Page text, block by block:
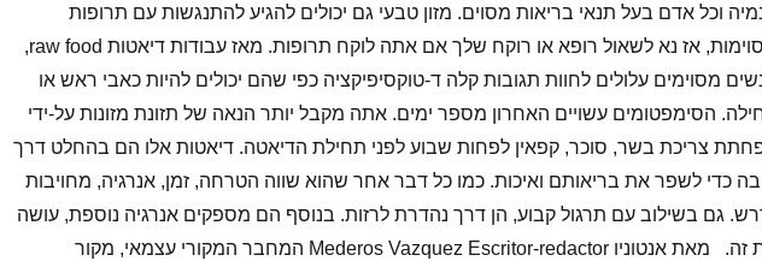
וכל אדם בעל תנאי בריאות מסוים. מזון טבעי גם יכולים להגיע להתנגשות עם תרופות
מסוימות, אז נא לשאול רופא או רוקח שלך אם אתה לוקח תרופות. מאז עבודות דיאטות raw food,
מסוימים עלולים לחוות תגובות קלה ד-טוקסיפיקציה כפי שהם יכולים להיות כאבי ראש או
הסימפטומים עשויים האחרון מספר ימים. אתה מקבל יותר הנאה של תזונת מזונות על-ידי
צריכת בשר, סוכר, קפאין לפחות שבוע לפני תחילת הדיאטה. דיאטות אלו הם בהחלט דרך
כדי לשפר את בריאותם ואיכות. כמו כל דבר אחר שהוא שווה הטרחה, זמן, אנרגיה, מחויבות
גם בשילוב עם תרגול קבוע, הן דרך נהדרת לרזות. בנוסף הם מספקים אנרגיה נוספת, עושה
את זה. מאת אנטוניו Mederos Vazquez Escritor-redactor המחבר המקורי עצמאי, מקור